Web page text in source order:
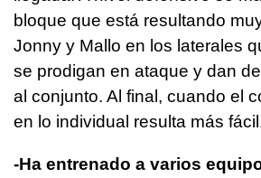
bloque que está resultando
Jonny y Mallo en los laterales
se prodigan en ataque y dan
al conjunto. Al final, cuando el
en lo individual resulta más
-Ha entrenado a varios